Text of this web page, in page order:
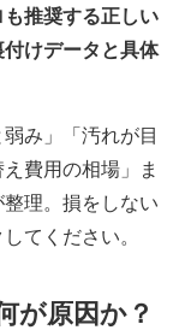
も推奨する正しい
けデータと具体
み」「汚れが目
費用の相場」ま
理。損をしない
てください。
が原因か？